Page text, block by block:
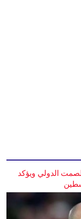
الدولي ويؤكد